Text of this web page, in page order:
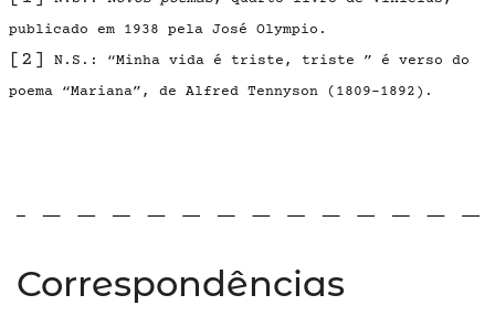
publicado em 1938 pela José Olympio.
[2]
N.S.: “Minha vida é triste, triste ” é verso do
poema “Mariana”, de Alfred Tennyson (1809-1892).
Correspondências